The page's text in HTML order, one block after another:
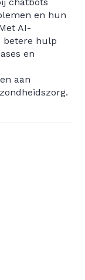
en hun
AI-
betere hulp
en
aan